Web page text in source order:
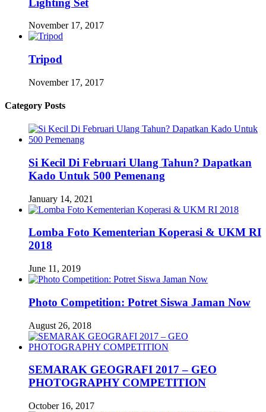
November 17, 2017
Tripod
November 17, 2017
Category Posts
Si Kecil Di Februari Ulang Tahun? Dapatkan
Kado Untuk 500 Pemenang
January 14, 2021
Lomba Foto Kementerian Koperasi & UKM RI
2018
June 11, 2019
Photo Competition: Potret Siswa Jaman Now
August 26, 2018
SEMARAK GEOGRAFI 2017 – GEO
PHOTOGRAPHY COMPETITION
October 16, 2017